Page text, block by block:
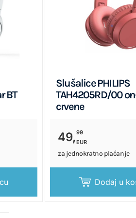
BT
Slušalice PHILIPS
TAH4205RD/00
crvene
49,99
EUR
za jednokratno plaćanje
Dodaj u